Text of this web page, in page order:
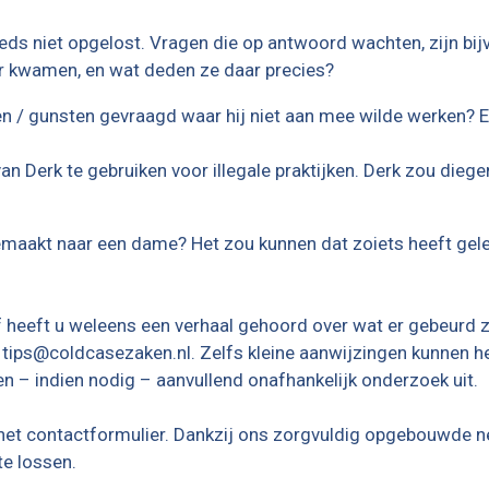
niet opgelost. Vragen die op antwoord wachten, zijn
en wat deden ze daar precies?
/ gunsten gevraagd waar hij niet aan mee wilde werken?
Derk te gebruiken voor illegale praktijken. Derk zou
naar een dame? Het zou kunnen dat zoiets heeft
u weleens een verhaal gehoord over wat er
Zelfs kleine aanwijzingen kunnen
– indien nodig – aanvullend onafhankelijk onderzoek uit.
contactformulier. Dankzij ons zorgvuldig opgebouwde
lossen.